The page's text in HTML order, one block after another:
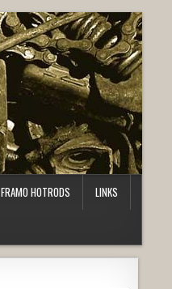
FRAMO HOTRODS LINKS